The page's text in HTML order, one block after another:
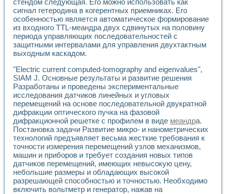
стендом следующая. Его можно использовать как
сигнал гетеродина в когерентных приемниках. Его
особенностью является автоматическое формирование
из входного TTL-меандра двух сдвинутых на половину
периода управляющих последовательностей с
защитными интервалами для управления двухтактным
выходным каскадом.
"Electric current computed-tomography and eigenvalues",
SIAM J. Основные результаты и развитие решения
Разработаны и проведены экспериментальные
исследования датчиков линейных и угловых
перемещений на основе последовательной двукратной
дифракции оптического пучка на фазовой
дифракционной решетке с профилем в виде меандра.
Постановка задачи Развитие микро- и нанометрических
технологий предъявляет весьма жесткие требования к
точности измерения перемещений узлов механизмов,
машин и приборов и требует создания новых типов
датчиков перемещений, имеющих невысокую цену,
небольшие размеры и обладающих высокой
разрешающей способностью и точностью. Необходимо
включить вольтметр и генератор, нажав на